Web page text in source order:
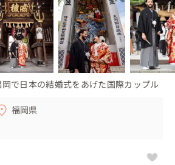
で日本の結婚式をあげた国際カップル
福岡県